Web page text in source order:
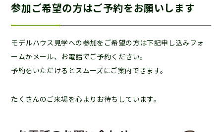
参加ご希望の方はご予約をお願いします
モデルハウス見学への参加をご希望の方は下記申し込みフォ
ームかメール、お電話でご予約ください。
予約をいただけるとスムーズにご案内できます。
たくさんのご来場を心よりお待ちしています。